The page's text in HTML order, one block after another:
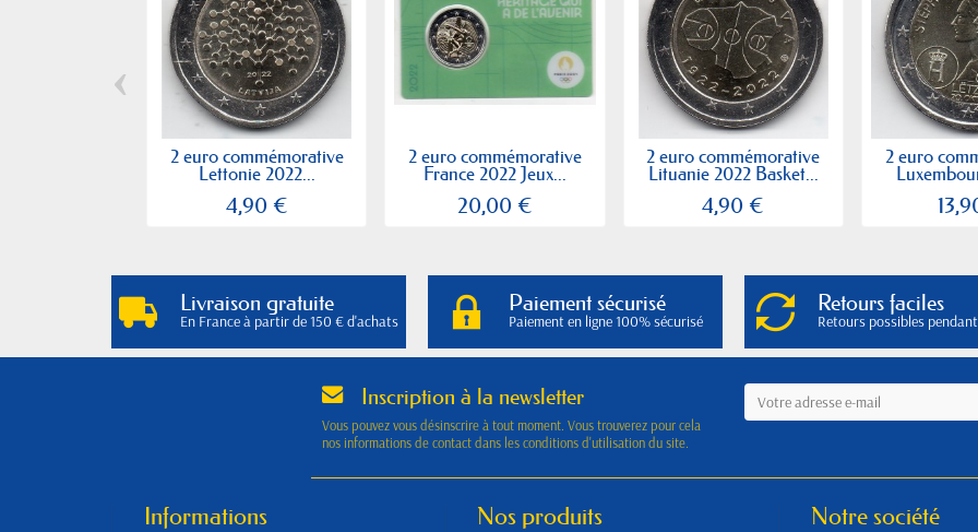
2 euro commémorative
Lettonie 2022...
4,90 €
2 euro commémorative
France 2022 Jeux...
20,00 €
2 euro commémorative
Lituanie 2022 Basket...
4,90 €
2 euro
‹
Livraison gratuite
En France à partir de 150 € d'achats
Paiement sécurisé
Paiement en ligne 100% sécurisé
Retours faciles
Retours possibles
Inscription à la newsletter
Vous pouvez vous désinscrire à tout moment. Vous trouverez pour cela
nos informations de contact dans les conditions d'utilisation du site.
Informations Nos produits Notre société